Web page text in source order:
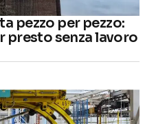
pezzo per pezzo:
presto senza lavoro